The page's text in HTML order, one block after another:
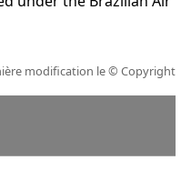
modification le© Copyright